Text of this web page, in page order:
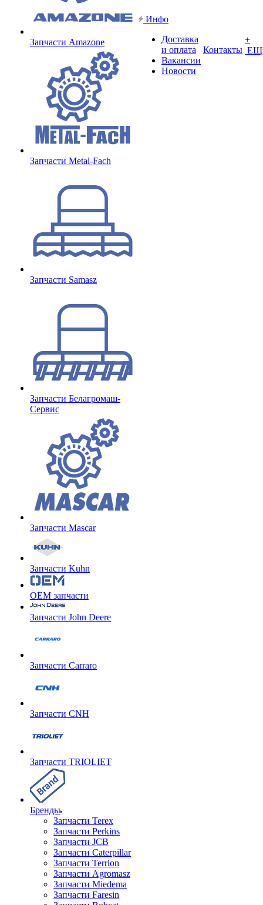
Запчасти Amazone
Запчасти Metal-Fach
Запчасти Samasz
Запчасти Белагромаш-
Сервис
Запчасти Mascar
Запчасти Kuhn
OEM запчасти
Запчасти John Deere
Запчасти Carraro
Запчасти CNH
Запчасти TRIOLIET
Бренды
Запчасти Terex
Запчасти Perkins
Запчасти JCB
Запчасти Caterpillar
Запчасти Terrion
Запчасти Agromasz
Запчасти Miedema
Запчасти Faresin
Инфо
Доставка
и оплата
Вакансии
Новости
Контакты
+